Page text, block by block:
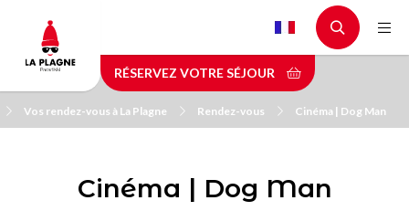
contenu
principal
RÉSERVEZ VOTRE SÉJOUR
Vos rendez-vous à La Plagne Rendez-vous Cinéma | Dog Man
Cinéma | Dog Man